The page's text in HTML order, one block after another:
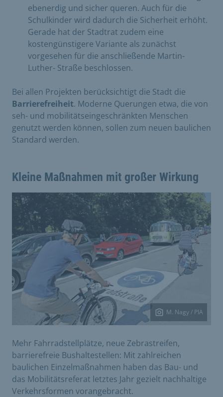
ebenerdig und sicher queren. Auch für die
Schulkinder wird dadurch die Sicherheit erhöht.
Gerade hat der Stadtrat zudem eine
kostengünstigere Variante als zunächst
vorgesehen für die anschließende Martin-
Luther- Straße beschlossen.
Bei allen Projekten berücksichtigt die Stadt die
Barrierefreiheit. Moderne Querungen etwa, die von
seh- und mobilitätseingeschränkten Menschen
genutzt werden können, sollen zum neuen baulichen
Standard werden.
Kleine Maßnahmen mit großer Wirkung
M. Nagy / PIA
Mehr Fahrradstellplätze, neue Zebrastreifen,
barrierefreie Bushaltestellen: Mit zahlreichen
baulichen Einzelmaßnahmen haben das Bau- und
das Mobilitätsreferat letztes Jahr gezielt nachhaltige
Verkehrsformen vorangebracht.